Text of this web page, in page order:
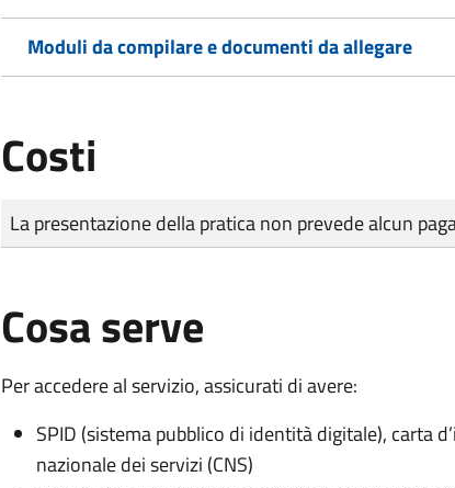
Moduli da compilare e documenti da allegare
Costi
Tipo di pagamento
Importo
La presentazione della pratica non prevede alcun
Cosa serve
Per accedere al servizio, assicurati di avere:
SPID (sistema pubblico di identità digitale), carta
nazionale dei servizi (CNS)